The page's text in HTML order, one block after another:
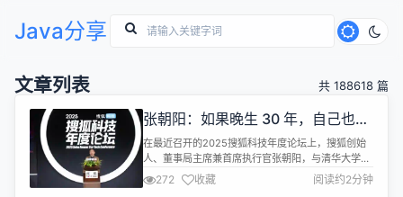
Java分享
文章列表 共 188618 篇
张朝阳：如果晚生 30 年，自己也会
卷入到 AI 里面
在最近召开的2025搜狐科技年度论坛上，搜狐创始
人、董事局主席兼首席执行官张朝阳，与清华大学讲
席教授张亚勤及猎豹移动董事长兼 CEO 傅盛等三位
不同领域人士，围绕人工智能（AI）、人形机器人和
272 收藏 阅读约2分钟